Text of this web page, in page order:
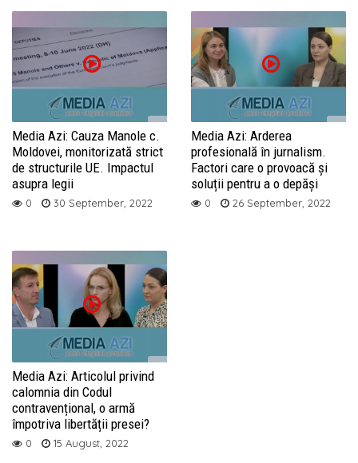
Media Azi: Cauza Manole c.
Moldovei, monitorizată strict
de structurile UE. Impactul
asupra legii
0 30 September, 2022
Media Azi: Arderea
profesională în jurnalism.
Factori care o provoacă și
soluții pentru a o depăși
0 26 September, 2022
Media Azi: Articolul privind
calomnia din Codul
contravențional, o armă
împotriva libertății presei?
0 15 August, 2022